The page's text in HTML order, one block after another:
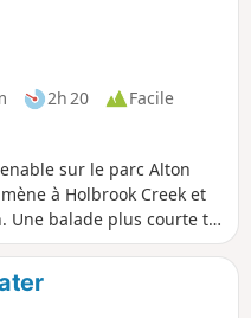
2h 20
Facile
sur le parc Alton
à Holbrook Creek et
Une balade plus courte te
et le Tattingstone
pour tromper l'œil !